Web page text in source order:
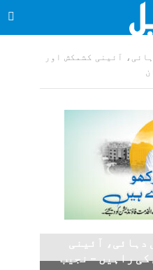
آئینی کشمکش اور
آئینی
راہیں – نجیب